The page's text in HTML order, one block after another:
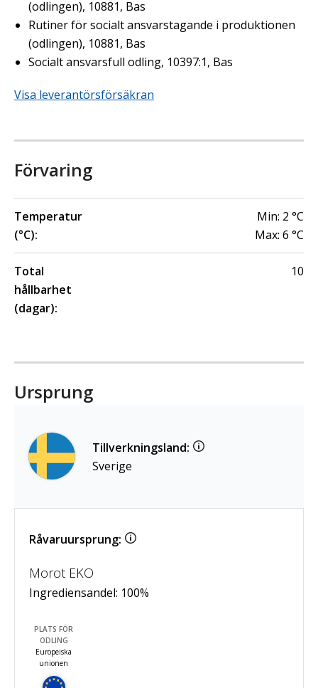
(odlingen), 10881, Bas
Rutiner för socialt ansvarstagande i produktionen
(odlingen), 10881, Bas
Socialt ansvarsfull odling, 10397:1, Bas
Visa leverantörsförsäkran
Förvaring
Temperatur
(°C):
Min: 2 °C
Max: 6 °C
Total
hållbarhet
(dagar):
10
Ursprung
Tillverkningsland:
Sverige
Råvaruursprung:
Morot EKO
Ingrediensandel: 100%
PLATS FÖR
ODLING
Europeiska
unionen